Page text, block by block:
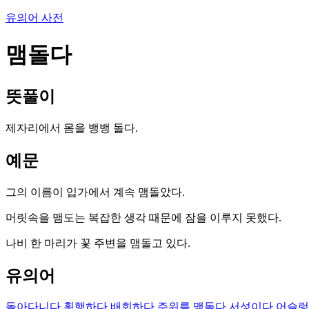
유의어 사전
맴돌다
뜻풀이
제자리에서 몸을 뱅뱅 돌다.
예문
그의 이름이 입가에서 계속 맴돌았다.
머릿속을 맴도는 복잡한 생각 때문에 잠을 이루지 못했다.
나비 한 마리가 꽃 주변을 맴돌고 있다.
유의어